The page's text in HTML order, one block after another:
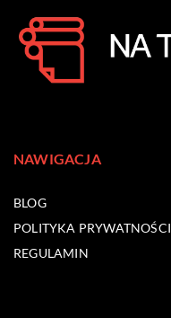
NAWIGACJA
BLOG
POLITYKA PRYWATNOŚCI
REGULAMIN